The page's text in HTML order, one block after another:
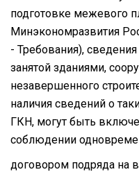
подготовке межевого
Минэкономразвития
- Требования),
занятой зданиями,
незавершенного
наличия сведений о
ГКН, могут быть
соблюдении
договором подряда на